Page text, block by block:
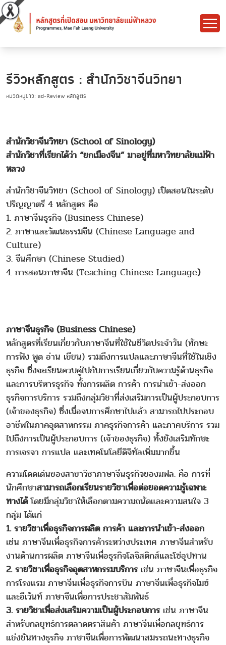
รีวิวหลักสูตร : สำนักวิชาจีนวิทยา
หมวดหมู่ข่าว: ad-Review หลักสูตร
สำนักวิชาจีนวิทยา (School of Sinology)
สำนักวิชาที่เรียกได้ว่า “ยกเมืองจีน” มาอยู่ที่มหาวิทยาลัยแม่ฟ้า
หลวง
สำนักวิชาจีนวิทยา (School of Sinology) เปิดสอนในระดับ
ปริญญาตรี 4 หลักสูตร คือ
1. ภาษาจีนธุรกิจ (Business Chinese)
2. ภาษาและวัฒนธรรมจีน (Chinese Language and
Culture)
3. จีนศึกษา (Chinese Studied)
4. การสอนภาษาจีน (Teaching Chinese Language)
ภาษาจีนธุรกิจ (Business Chinese)
หลักสูตรที่เรียนเกี่ยวกับภาษาจีนที่ใช้ในชีวิตประจำวัน (ทักษะ
การฟัง พูด อ่าน เขียน) รวมถึงการแปลและภาษาจีนที่ใช้ในเชิง
ธุรกิจ ซึ่งจะเรียนควบคู่ไปกับการเรียนเกี่ยวกับความรู้ด้านธุรกิจ
และการบริหารธุรกิจ ทั้งการผลิต การค้า การนำเข้า-ส่งออก
ธุรกิจการบริการ รวมถึงกลุ่มวิชาที่ส่งเสริมการเป็นผู้ประกอบการ
(เจ้าของธุรกิจ) ซึ่งเมื่อจบการศึกษาไปแล้ว สามารถไปประกอบ
อาชีพในภาคอุตสาหกรรม ภาคธุรกิจการค้า และภาคบริการ รวม
ไปถึงการเป็นผู้ประกอบการ (เจ้าของธุรกิจ) ทั้งยังเสริมทักษะ
การเจรจา การแปล และเทคโนโลยีดิจิทัลเพิ่มมากขึ้น
ความโดดเด่นของสาขาวิชาภาษาจีนธุรกิจของมฟล. คือ การที่
นักศึกษาสามารถเลือกเรียนรายวิชาเพื่อต่อยอดความรู้เฉพาะ
ทางได้โดยมีกลุ่มวิชาให้เลือกตามความถนัดและความสนใจ 3
กลุ่ม ได้แก่
1. รายวิชาเพื่อธุรกิจการผลิต การค้า และการนำเข้า-ส่งออก
เช่น ภาษาจีนเพื่อธุรกิจการค้าระหว่างประเทศ ภาษาจีนสำหรับ
งานด้านการผลิต ภาษาจีนเพื่อธุรกิจโลจิสติกส์และโซ่อุปทาน
2. รายวิชาเพื่อธุรกิจอุตสาหกรรมบริการเช่น ภาษาจีนเพื่อธุรกิจ
การโรงแรม ภาษาจีนเพื่อธุรกิจการบิน ภาษาจีนเพื่อธุรกิจไมซ์
และอีเว้นท์ ภาษาจีนเพื่อการประชาสัมพันธ์
3. รายวิชาเพื่อส่งเสริมความเป็นผู้ประกอบการเช่น ภาษาจีน
สำหรับกลยุทธ์การตลาดตราสินค้า ภาษาจีนเพื่อกลยุทธ์การ
แข่งขันทางธุรกิจ ภาษาจีนเพื่อการพัฒนาสมรรถนะทางธุรกิจ